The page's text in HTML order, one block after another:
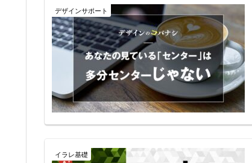
デザインサポート
イラレ基礎